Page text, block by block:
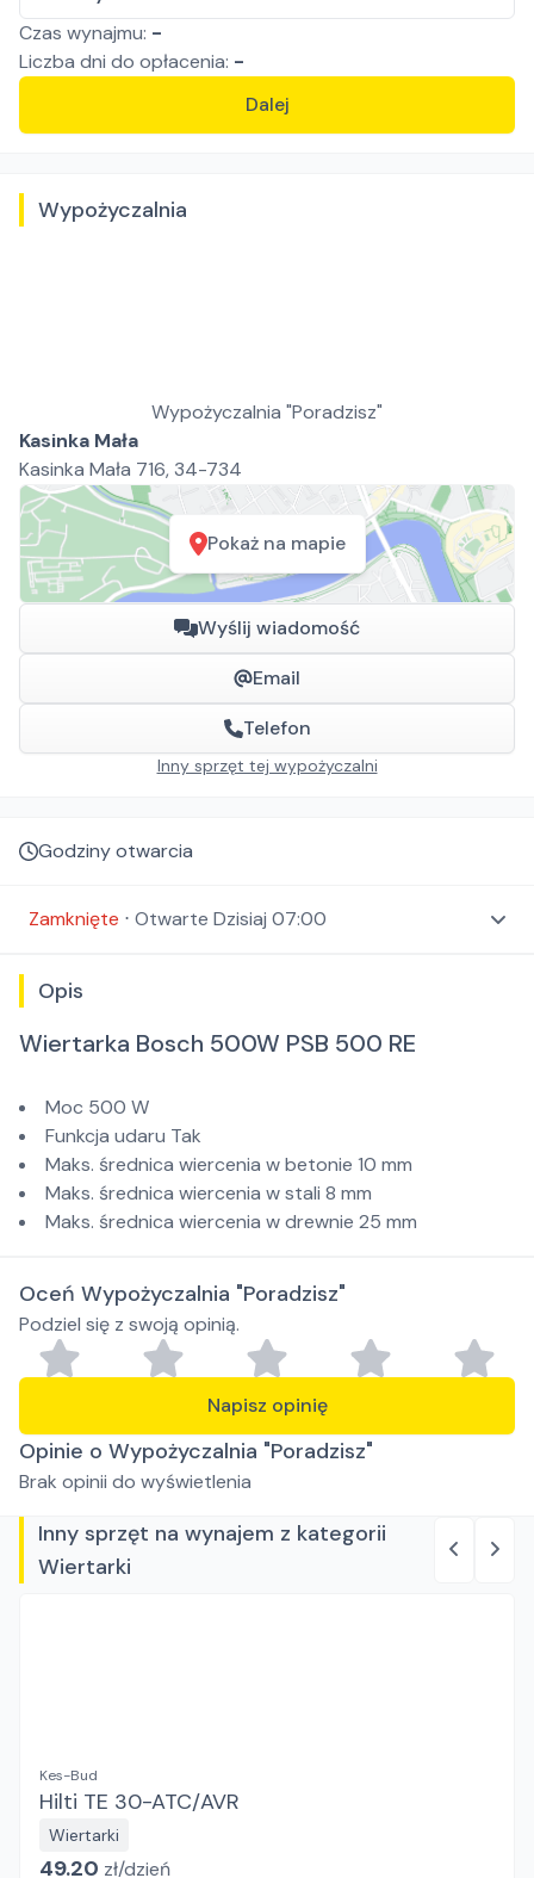
Czas wynajmu: -
Liczba dni do opłacenia: -
Dalej
Wypożyczalnia
Wypożyczalnia "Poradzisz"
Kasinka Mała
Kasinka Mała 716, 34-734
Pokaż na mapie
Wyślij wiadomość
Email
Telefon
Inny sprzęt tej wypożyczalni
Godziny otwarcia
Zamknięte ⋅ Otwarte Dzisiaj 07:00
Opis
Wiertarka Bosch 500W PSB 500 RE
Moc 500 W
Funkcja udaru Tak
Maks. średnica wiercenia w betonie 10 mm
Maks. średnica wiercenia w stali 8 mm
Maks. średnica wiercenia w drewnie 25 mm
Oceń Wypożyczalnia "Poradzisz"
Podziel się z swoją opinią.
Napisz opinię
Opinie o Wypożyczalnia "Poradzisz"
Brak opinii do wyświetlenia
Inny sprzęt na wynajem z kategorii
Wiertarki
Kes-Bud
Hilti TE 30-ATC/AVR
Wiertarki
49.20 zł/dzień